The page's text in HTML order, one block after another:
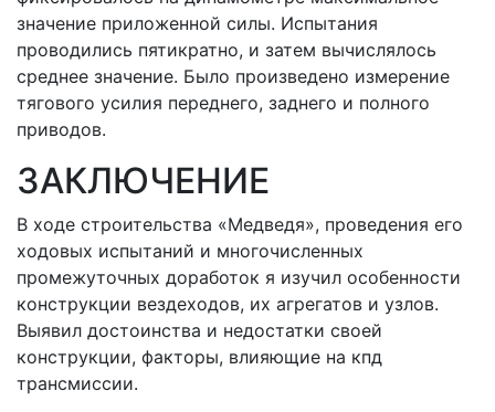
значение приложенной силы. Испытания
проводились пятикратно, и затем вычислялось
среднее значение. Было произведено измерение
тягового усилия переднего, заднего и полного
приводов.
ЗАКЛЮЧЕНИЕ
В ходе строительства «Медведя», проведения его
ходовых испытаний и многочисленных
промежуточных доработок я изучил особенности
конструкции вездеходов, их агрегатов и узлов.
Выявил достоинства и недостатки своей
конструкции, факторы, влияющие на кпд
трансмиссии.